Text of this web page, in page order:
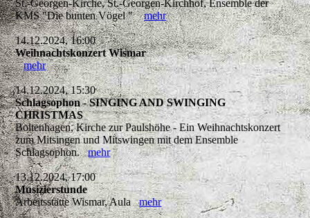
St.-Georgen-Kirche, St.-Georgen-Kirchhof, Ensemble der
KMS "Die bunten Vögel "mehr
14.12.2024, 16:00
Weihnachtskonzert Wismar
mehr
14.12.2024, 15:30
Schlagsophon - SINGING AND SWINGING
CHRISTMAS
Boltenhagen, Kirche zur Paulshöhe - Ein Weihnachtskonzert
zum Mitsingen und Mitswingen mit dem Ensemble
Schlagsophon.mehr
13.12.2024, 17:00
Musizierstunde
Arbeitsstätte Wismar, Aulamehr